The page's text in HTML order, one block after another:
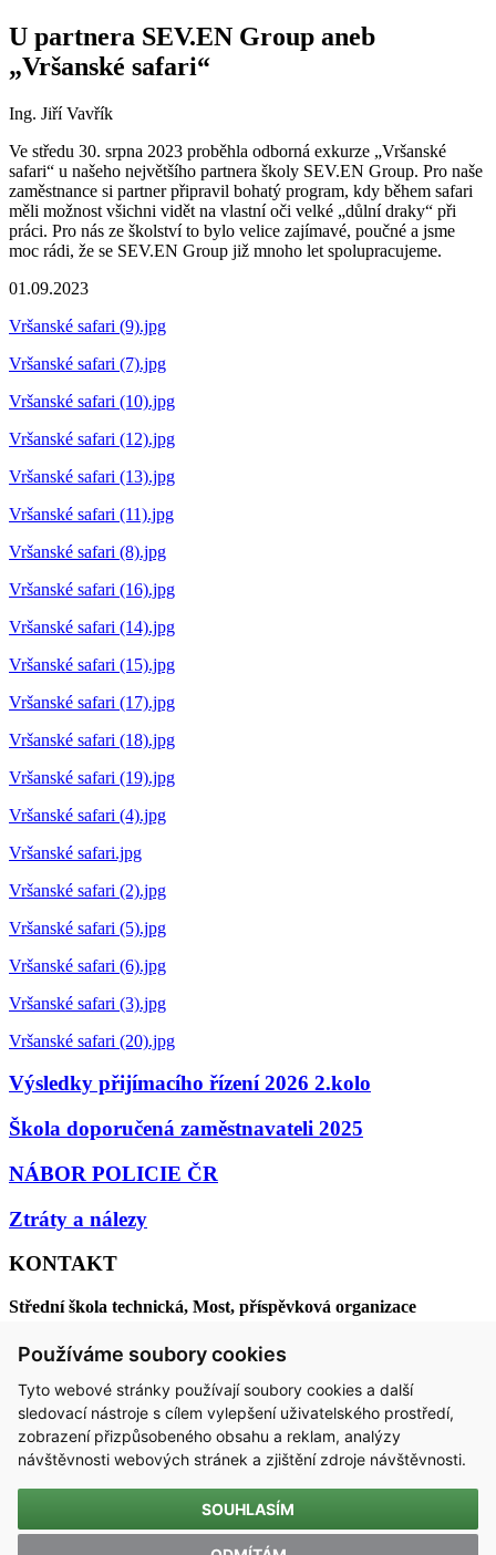
Používáme soubory cookies
Tyto webové stránky používají soubory cookies a další
sledovací nástroje s cílem vylepšení uživatelského prostředí,
zobrazení přizpůsobeného obsahu a reklam, analýzy
návštěvnosti webových stránek a zjištění zdroje návštěvnosti.
SOUHLASÍM
U partnera SEV.EN Group aneb
„Vršanské safari“
Ing. Jiří Vavřík
Ve středu 30. srpna 2023 proběhla odborná exkurze „Vršanské
safari“ u našeho největšího partnera školy SEV.EN Group. Pro naše
zaměstnance si partner připravil bohatý program, kdy během safari
měli možnost všichni vidět na vlastní oči velké „důlní draky“ při
práci. Pro nás ze školství to bylo velice zajímavé, poučné a jsme
moc rádi, že se SEV.EN Group již mnoho let spolupracujeme.
01.09.2023
Vršanské safari (9).jpg
Vršanské safari (7).jpg
Vršanské safari (10).jpg
Vršanské safari (12).jpg
Vršanské safari (13).jpg
Vršanské safari (11).jpg
Vršanské safari (8).jpg
Vršanské safari (16).jpg
Vršanské safari (14).jpg
Vršanské safari (15).jpg
Vršanské safari (17).jpg
Vršanské safari (18).jpg
Vršanské safari (19).jpg
Vršanské safari (4).jpg
Vršanské safari.jpg
Vršanské safari (2).jpg
Vršanské safari (5).jpg
Vršanské safari (6).jpg
Vršanské safari (3).jpg
Vršanské safari (20).jpg
Výsledky přijímacího řízení 2026 2.kolo
Škola doporučená zaměstnavateli 2025
NÁBOR POLICIE ČR
Ztráty a nálezy
KONTAKT
Střední škola technická, Most, příspěvková organizace
Dělnická 21, Velebudice, 434 01 Most
IČO 00125423 / DIČ CZ00125423
email:sstmost@sstmost.cz